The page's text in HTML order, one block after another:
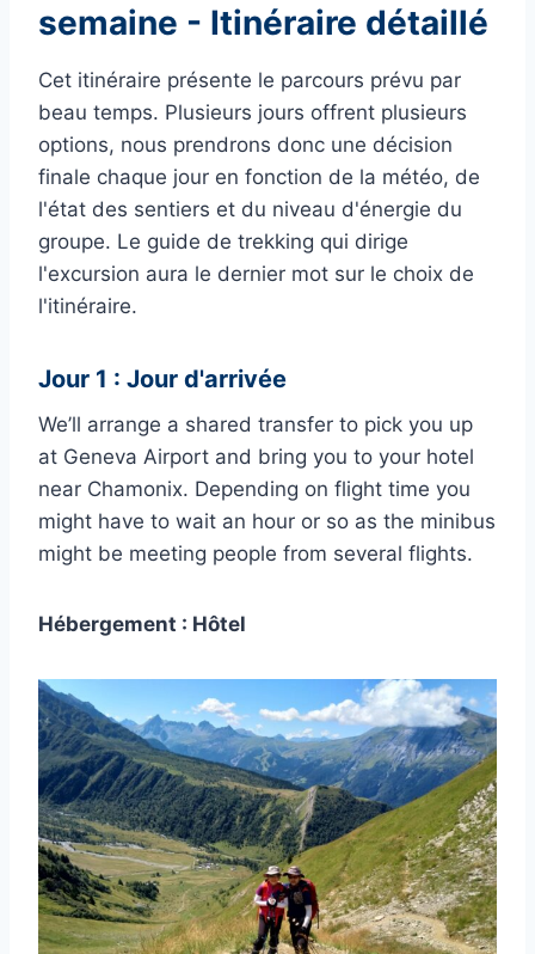
semaine - Itinéraire détaillé
Cet itinéraire présente le parcours prévu par
beau temps. Plusieurs jours offrent plusieurs
options, nous prendrons donc une décision
finale chaque jour en fonction de la météo, de
l'état des sentiers et du niveau d'énergie du
groupe. Le guide de trekking qui dirige
l'excursion aura le dernier mot sur le choix de
l'itinéraire.
Jour 1 : Jour d'arrivée
We’ll arrange a shared transfer to pick you up
at Geneva Airport and bring you to your hotel
near Chamonix. Depending on flight time you
might have to wait an hour or so as the minibus
might be meeting people from several flights.
Hébergement : Hôtel